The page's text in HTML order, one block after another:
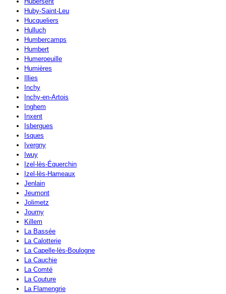
Huby-Saint-Leu
Hucqueliers
Hulluch
Humbercamps
Humbert
Humeroeuille
Humières
Illies
Inchy
Inchy-en-Artois
Inghem
Inxent
Isbergues
Isques
Ivergny
Iwuy
Izel-lès-Équerchin
Izel-lès-Hameaux
Jenlain
Jeumont
Jolimetz
Journy
Killem
La Bassée
La Calotterie
La Capelle-lès-Boulogne
La Cauchie
La Comté
La Couture
La Flamengrie